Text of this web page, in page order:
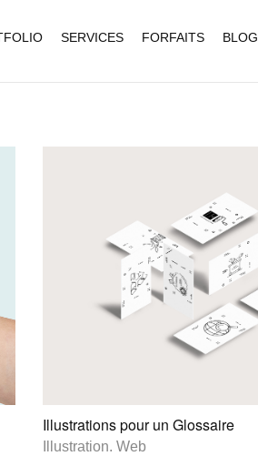
SERVICES FORFAITS BLOG
Illustrations pour un Glossaire
Illustration. Web